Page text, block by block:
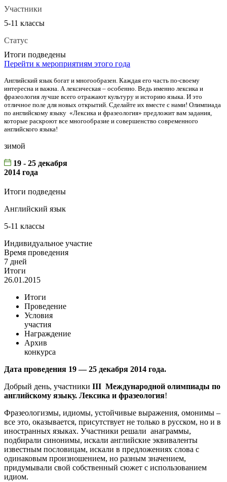
Участники
5-11 классы
Статус
Итоги подведены
Перейти к мероприятиям этого года
Английский язык богат и многообразен. Каждая его часть по-своему
интересна и важна. А лексическая – особенно. Ведь именно лексика и
фразеология лучше всего отражают культуру и историю языка. И это
отличное поле для новых открытий. Сделайте их вместе с нами! Олимпиада
по английскому языку «Лексика и фразеология» предложит вам задания,
которые раскроют все многообразие и совершенство современного
английского языка!
зимой
19 - 25 декабря
2014 года
Итоги подведены
Английский язык
5-11 классы
Индивидуальное участие
Время проведения
7 дней
Итоги
26.01.2015
Итоги
Проведение
Условия
участия
Награждение
Архив
конкурса
Дата проведения 19 — 25 декабря 2014 года.
Добрый день, участники III Международной олимпиады по
английскому языку. Лексика и фразеология!
Фразеологизмы, идиомы, устойчивые выражения, омонимы –
все это, оказывается, присутствует не только в русском, но и в
иностранных языках. Участники решали анаграммы,
подбирали синонимы, искали английские эквиваленты
известным пословицам, искали в предложениях слова с
одинаковым произношением, но разным значением,
придумывали свой собственный сюжет с использованием
идиом.